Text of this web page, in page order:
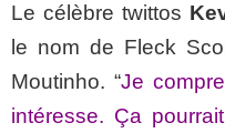
Le célèbre twittos
le nom de Fleck
Moutinho. “Je
intéresse. Ça